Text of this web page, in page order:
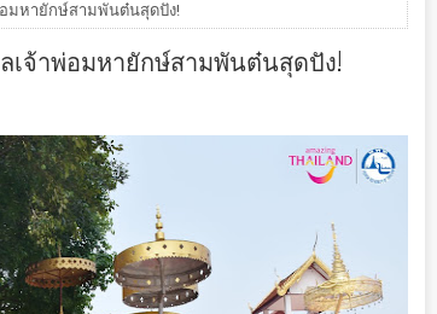
อมหายักษ์สามพันต๋นสุดปัง!
เจ้าพ่อมหายักษ์สามพันต๋นสุดปัง!